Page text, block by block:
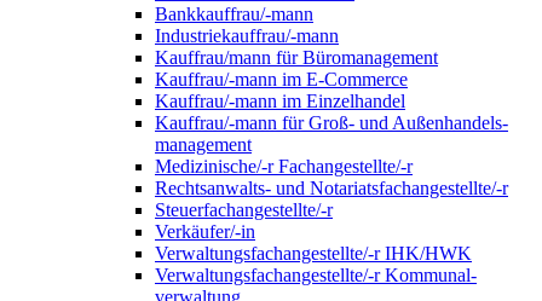
Bankkauffrau/-mann
Industriekauffrau/-mann
Kauffrau/mann für Büromanagement
Kauffrau/-mann im E-Commerce
Kauffrau/-mann im Einzelhandel
Kauffrau/-mann für Groß- und Außen­handels­
manage­ment
Medizinische/-r Fachangestellte/-r
Rechtsanwalts- und Notariatsfachangestellte/-r
Steuerfachangestellte/-r
Verkäufer/-in
Verwaltungs­fach­angestellte/-r IHK/HWK
Verwaltungsfach­angestellte/-r Kommunal­
verwaltung